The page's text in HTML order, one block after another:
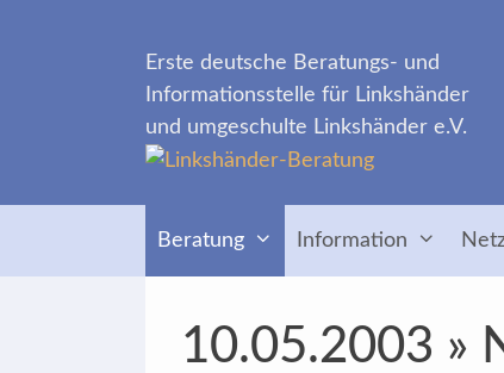
Erste deutsche Beratungs- und
Informationsstelle für Linkshänder
und umgeschulte Linkshänder e.V.
Beratung Information
10.05.2003 »